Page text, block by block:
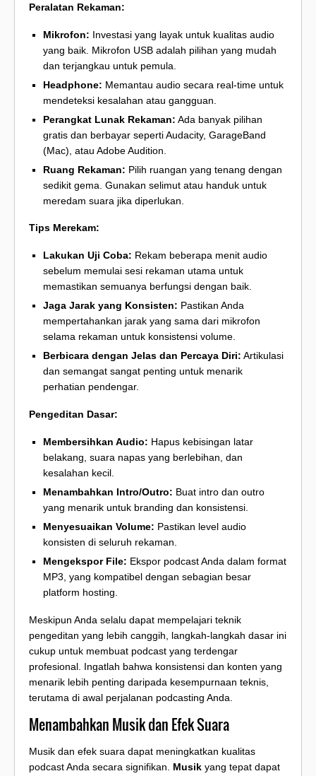
Peralatan Rekaman:
Mikrofon: Investasi yang layak untuk kualitas audio
yang baik. Mikrofon USB adalah pilihan yang mudah
dan terjangkau untuk pemula.
Headphone: Memantau audio secara real-time untuk
mendeteksi kesalahan atau gangguan.
Perangkat Lunak Rekaman: Ada banyak pilihan
gratis dan berbayar seperti Audacity, GarageBand
(Mac), atau Adobe Audition.
Ruang Rekaman: Pilih ruangan yang tenang dengan
sedikit gema. Gunakan selimut atau handuk untuk
meredam suara jika diperlukan.
Tips Merekam:
Lakukan Uji Coba: Rekam beberapa menit audio
sebelum memulai sesi rekaman utama untuk
memastikan semuanya berfungsi dengan baik.
Jaga Jarak yang Konsisten: Pastikan Anda
mempertahankan jarak yang sama dari mikrofon
selama rekaman untuk konsistensi volume.
Berbicara dengan Jelas dan Percaya Diri: Artikulasi
dan semangat sangat penting untuk menarik
perhatian pendengar.
Pengeditan Dasar:
Membersihkan Audio: Hapus kebisingan latar
belakang, suara napas yang berlebihan, dan
kesalahan kecil.
Menambahkan Intro/Outro: Buat intro dan outro
yang menarik untuk branding dan konsistensi.
Menyesuaikan Volume: Pastikan level audio
konsisten di seluruh rekaman.
Mengekspor File: Ekspor podcast Anda dalam format
MP3, yang kompatibel dengan sebagian besar
platform hosting.
Meskipun Anda selalu dapat mempelajari teknik
pengeditan yang lebih canggih, langkah-langkah dasar ini
cukup untuk membuat podcast yang terdengar
profesional. Ingatlah bahwa konsistensi dan konten yang
menarik lebih penting daripada kesempurnaan teknis,
terutama di awal perjalanan podcasting Anda.
Menambahkan Musik dan Efek Suara
Musik dan efek suara dapat meningkatkan kualitas
podcast Anda secara signifikan. Musik yang tepat dapat